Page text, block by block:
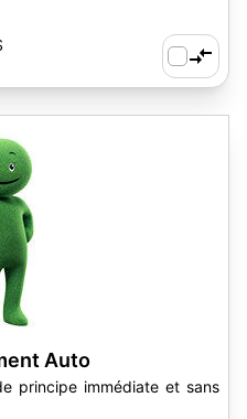
Auto
principe immédiate et sans